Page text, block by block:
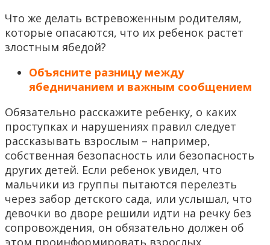
Что же делать встревоженным родителям,
которые опасаются, что их ребенок растет
злостным ябедой?
Объясните разницу между
ябедничанием и важным сообщением
Обязательно расскажите ребенку, о каких
проступках и нарушениях правил следует
рассказывать взрослым – например,
собственная безопасность или безопасность
других детей. Если ребенок увидел, что
мальчики из группы пытаются перелезть
через забор детского сада, или услышал, что
девочки во дворе решили идти на речку без
сопровождения, он обязательно должен об